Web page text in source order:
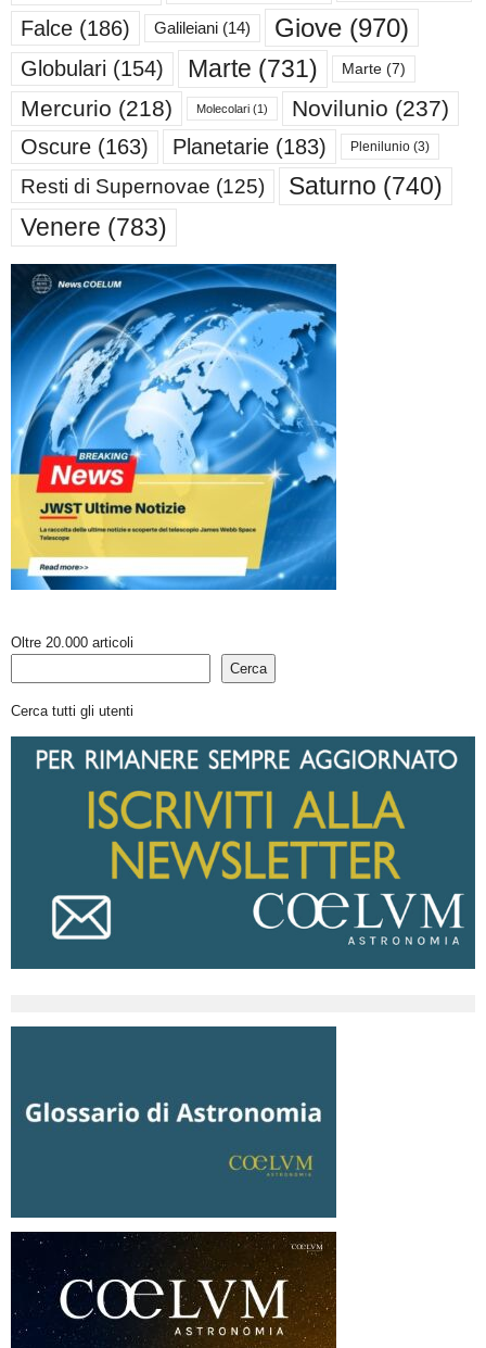
Falce (186) Galileiani (14) Giove (970)
Globulari (154) Marte (731) Marte (7)
Mercurio (218) Molecolari (1) Novilunio (237)
Oscure (163) Planetarie (183) Plenilunio (3)
Resti di Supernovae (125) Saturno (740)
Venere (783)
Oltre 20.000 articoli
Cerca
Cerca tutti gli utenti